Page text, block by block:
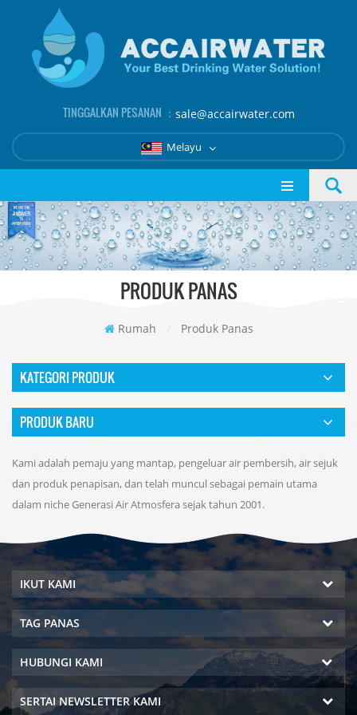
TINGGALKAN PESANAN ： sale@accairwater.com
Melayu
PRODUK PANAS
Rumah / Produk Panas
KATEGORI PRODUK
PRODUK BARU
Kami adalah pemaju yang mantap, pengeluar air pembersih, air sejuk
dan produk penapisan, dan telah muncul sebagai pemain utama
dalam niche Generasi Air Atmosfera sejak tahun 2001.
IKUT KAMI
TAG PANAS
HUBUNGI KAMI
SERTAI NEWSLETTER KAMI